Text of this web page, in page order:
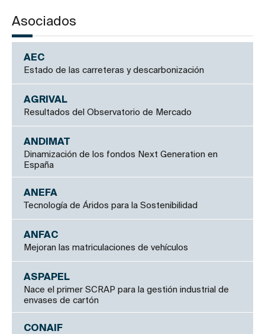
Asociados
AEC
Estado de las carreteras y descarbonización
AGRIVAL
Resultados del Observatorio de Mercado
ANDIMAT
Dinamización de los fondos Next Generation en
España
ANEFA
Tecnología de Áridos para la Sostenibilidad
ANFAC
Mejoran las matriculaciones de vehículos
ASPAPEL
Nace el primer SCRAP para la gestión industrial de
envases de cartón
CONAIF